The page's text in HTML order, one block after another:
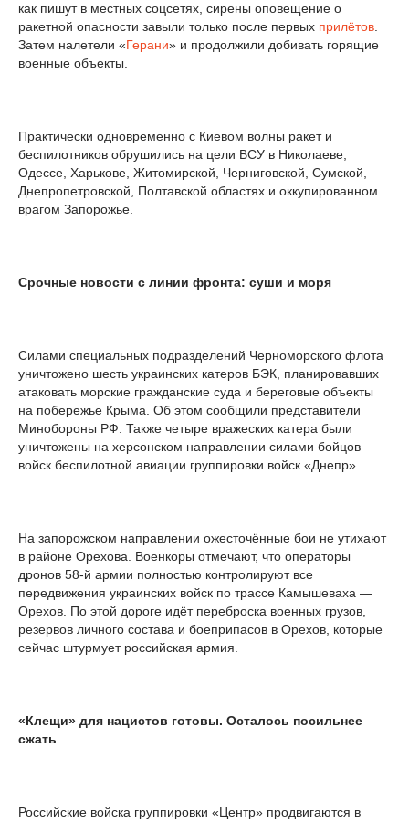
как пишут в местных соцсетях, сирены оповещение о
ракетной опасности завыли только после первых прилётов
Затем налетели «Герани» и продолжили добивать горящие
военные объекты.
Практически одновременно с Киевом волны ракет и
беспилотников обрушились на цели ВСУ в Николаеве,
Одессе, Харькове, Житомирской, Черниговской, Сумской,
Днепропетровской, Полтавской областях и оккупированном
врагом Запорожье.
Срочные новости с линии фронта: суши и моря
Силами специальных подразделений Черноморского флота
уничтожено шесть украинских катеров БЭК, планировавших
атаковать морские гражданские суда и береговые объекты
на побережье Крыма. Об этом сообщили представители
Минобороны РФ. Также четыре вражеских катера были
уничтожены на херсонском направлении силами бойцов
войск беспилотной авиации группировки войск «Днепр».
На запорожском направлении ожесточённые бои не утихают
в районе Орехова. Военкоры отмечают, что операторы
дронов 58-й армии полностью контролируют все
передвижения украинских войск по трассе Камышеваха —
Орехов. По этой дороге идёт переброска военных грузов,
резервов личного состава и боеприпасов в Орехов, которые
сейчас штурмует российская армия.
«Клещи» для нацистов готовы. Осталось посильнее
сжать
Российские войска группировки «Центр» продвигаются в